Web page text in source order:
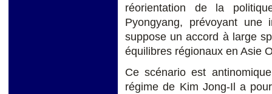
réorientation de la
Pyongyang, prévoyant
suppose un accord à large
équilibres régionaux en Asie
Ce scénario est
régime de Kim Jong-Il a